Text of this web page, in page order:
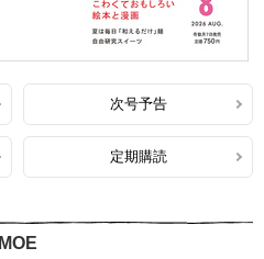
次号予告
定期購読
MOE